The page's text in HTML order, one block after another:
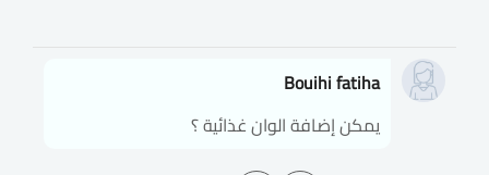
Bouihi fatiha
يمكن إضافة الوان غذائية ؟